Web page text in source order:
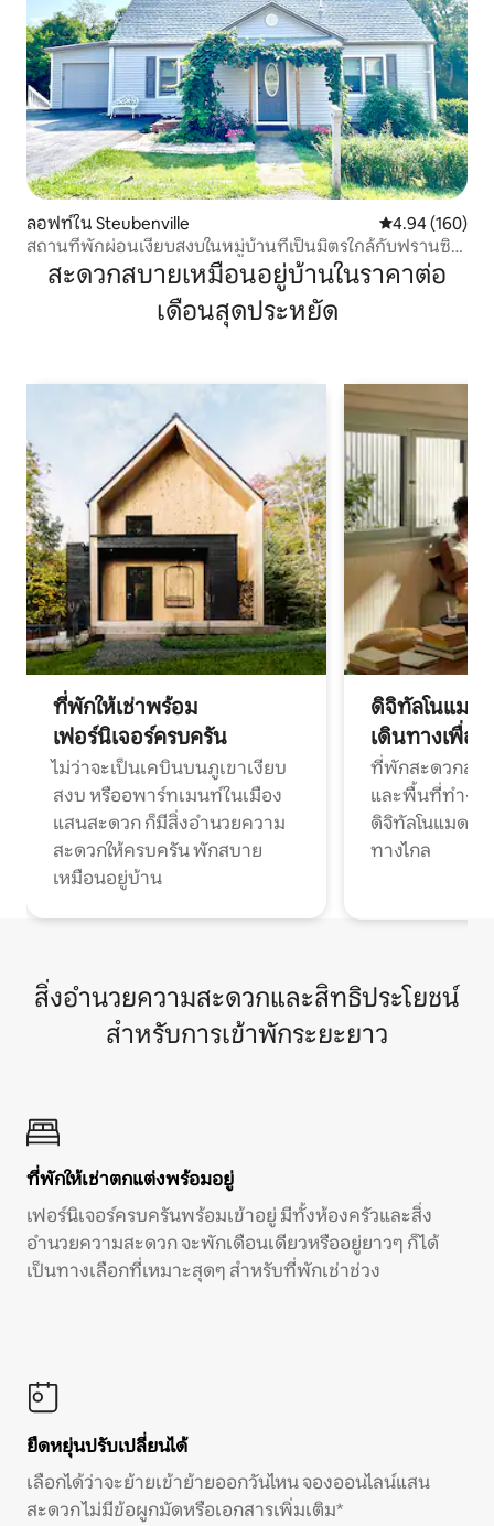
ลอฟท์ใน Steubenville คะแนนเฉลี่ย
4.94 (160)
สถานที่พักผ่อนเงียบสงบในหมู่บ้านที่เป็นมิตรใกล้กับฟรานซิส
คันสะดวกสบายเหมือนอยู่บ้านในราคาต่อ
เดือนสุดประหยัด
ที่พักให้เช่าพร้อม
เฟอร์นิเจอร์ครบครัน
ไม่ว่าจะเป็นเคบินบนภูเขาเงียบ
สงบ หรืออพาร์ทเมนท์ในเมือง
แสนสะดวก ก็มีสิ่งอำนวยความ
สะดวกให้ครบครัน พักสบาย
เหมือนอยู่บ้าน
ดิจิทัลโนแมด
เดินทางเพื่อ
ที่พักสะดวกสบ
และพื้นที่ทำงา
ดิจิทัลโนแมดแ
ทางไกล
สิ่งอำนวยความสะดวกและสิทธิประโยชน์
สำหรับการเข้าพักระยะยาว
ที่พักให้เช่าตกแต่งพร้อมอยู่
เฟอร์นิเจอร์ครบครันพร้อมเข้าอยู่ มีทั้งห้องครัวและสิ่ง
อำนวยความสะดวก จะพักเดือนเดียวหรืออยู่ยาวๆ ก็ได้
เป็นทางเลือกที่เหมาะสุดๆ สำหรับที่พักเช่าช่วง
ยืดหยุ่นปรับเปลี่ยนได้
เลือกได้ว่าจะย้ายเข้าย้ายออกวันไหน จองออนไลน์แสน
สะดวก ไม่มีข้อผูกมัดหรือเอกสารเพิ่มเติม*